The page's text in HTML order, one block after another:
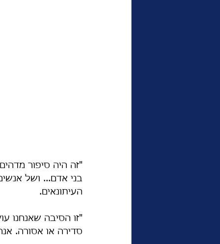
"זה היה סיפור
בני אדם... ושל
העיתונאים.
"זו הסיבה שאנחנו
סדירה או אסורה.